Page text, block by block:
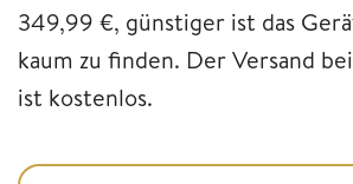
349,99 €, günstiger ist das
kaum zu finden. Der Versand
ist kostenlos.